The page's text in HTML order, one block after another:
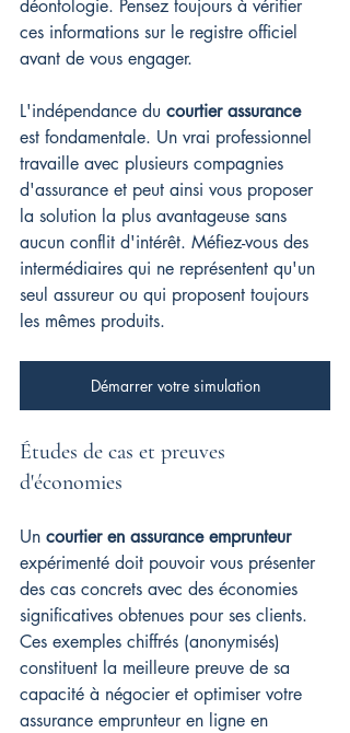
déontologie. Pensez toujours à vérifier
ces informations sur le registre officiel
avant de vous engager.
L'indépendance du courtier assurance
est fondamentale. Un vrai professionnel
travaille avec plusieurs compagnies
d'assurance et peut ainsi vous proposer
la solution la plus avantageuse sans
aucun conflit d'intérêt. Méfiez-vous des
intermédiaires qui ne représentent qu'un
seul assureur ou qui proposent toujours
les mêmes produits.
Démarrer votre simulation
Études de cas et preuves
d'économies
Un courtier en assurance emprunteur
expérimenté doit pouvoir vous présenter
des cas concrets avec des économies
significatives obtenues pour ses clients.
Ces exemples chiffrés (anonymisés)
constituent la meilleure preuve de sa
capacité à négocier et optimiser votre
assurance emprunteur en ligne en